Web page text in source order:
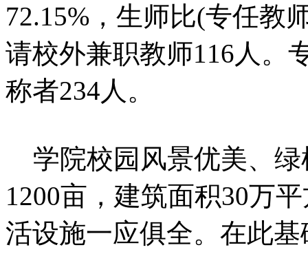
72.15%，生师比(专任教
请校外兼职教师116人。
称者234人。
学院校园风景优美、绿
1200亩，建筑面积30万
活设施一应俱全。在此